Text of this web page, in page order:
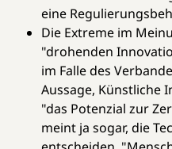
eine
Die Extreme im
"drohenden
im Falle des
Aussage, Künstliche
"das Potenzial zur
meint ja sogar, die